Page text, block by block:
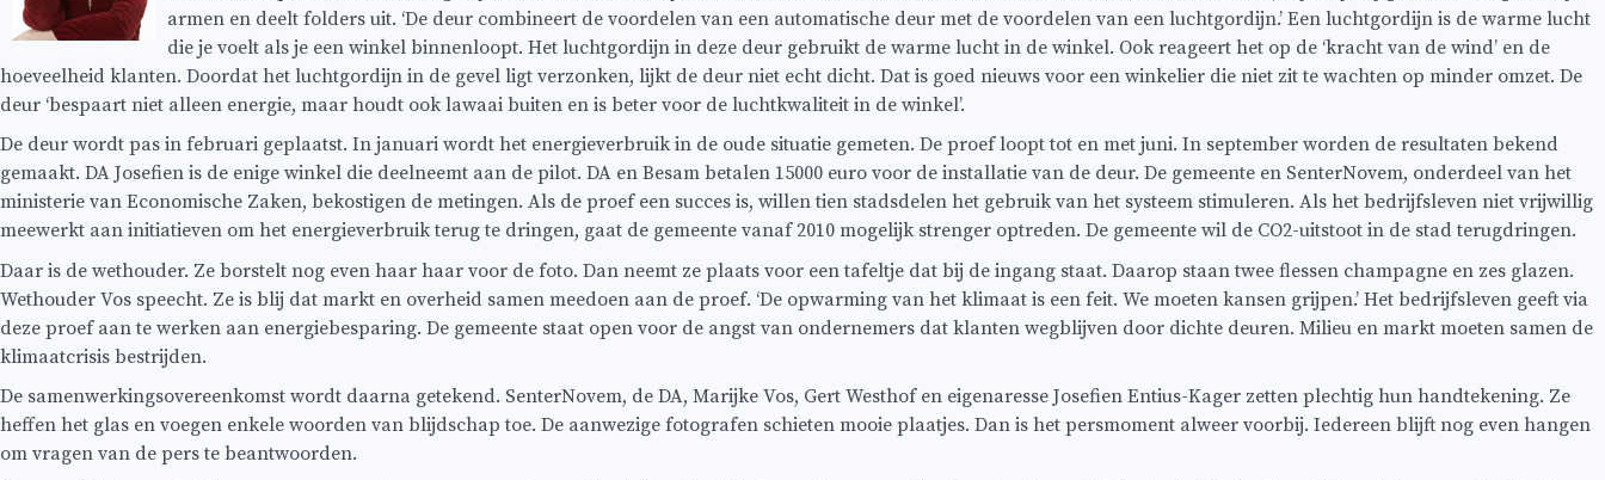
armen en deelt folders uit. ‘De deur combineert de voordelen van een automatische deur met de voordelen van een luchtgordijn.’ Een luchtgordijn is de warme lucht
die je voelt als je een winkel binnenloopt. Het luchtgordijn in deze deur gebruikt de warme lucht in de winkel. Ook reageert het op de ‘kracht van de wind’ en de
hoeveelheid klanten. Doordat het luchtgordijn in de gevel ligt verzonken, lijkt de deur niet echt dicht. Dat is goed nieuws voor een winkelier die niet zit te wachten op minder omzet. De
deur ‘bespaart niet alleen energie, maar houdt ook lawaai buiten en is beter voor de luchtkwaliteit in de winkel’.
De deur wordt pas in februari geplaatst. In januari wordt het energieverbruik in de oude situatie gemeten. De proef loopt tot en met juni. In september worden de resultaten bekend
gemaakt. DA Josefien is de enige winkel die deelneemt aan de pilot. DA en Besam betalen 15000 euro voor de installatie van de deur. De gemeente en SenterNovem, onderdeel van het
ministerie van Economische Zaken, bekostigen de metingen. Als de proef een succes is, willen tien stadsdelen het gebruik van het systeem stimuleren. Als het bedrijfsleven niet vrijwillig
meewerkt aan initiatieven om het energieverbruik terug te dringen, gaat de gemeente vanaf 2010 mogelijk strenger optreden. De gemeente wil de CO2-uitstoot in de stad terugdringen.
Daar is de wethouder. Ze borstelt nog even haar haar voor de foto. Dan neemt ze plaats voor een tafeltje dat bij de ingang staat. Daarop staan twee flessen champagne en zes glazen.
Wethouder Vos speecht. Ze is blij dat markt en overheid samen meedoen aan de proef. ‘De opwarming van het klimaat is een feit. We moeten kansen grijpen.’ Het bedrijfsleven geeft via
deze proef aan te werken aan energiebesparing. De gemeente staat open voor de angst van ondernemers dat klanten wegblijven door dichte deuren. Milieu en markt moeten samen de
klimaatcrisis bestrijden.
De samenwerkingsovereenkomst wordt daarna getekend. SenterNovem, de DA, Marijke Vos, Gert Westhof en eigenaresse Josefien Entius-Kager zetten plechtig hun handtekening. Ze
heffen het glas en voegen enkele woorden van blijdschap toe. De aanwezige fotografen schieten mooie plaatjes. Dan is het persmoment alweer voorbij. Iedereen blijft nog even hangen
om vragen van de pers te beantwoorden.